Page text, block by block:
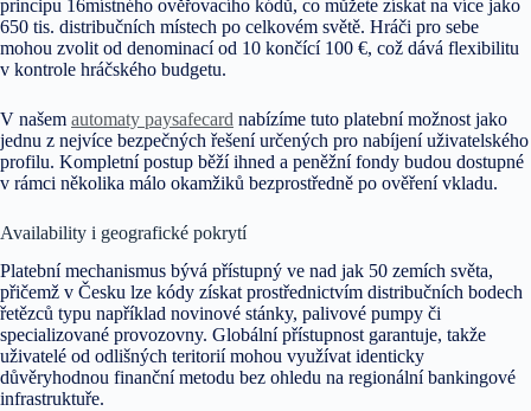
principu 16místného ověřovacího kódů, co můžete získat na více jako
650 tis. distribučních místech po celkovém světě. Hráči pro sebe
mohou zvolit od denominací od 10 končící 100 €, což dává flexibilitu
v kontrole hráčského budgetu.
V našem automaty paysafecard nabízíme tuto platební možnost jako
jednu z nejvíce bezpečných řešení určených pro nabíjení uživatelského
profilu. Kompletní postup běží ihned a peněžní fondy budou dostupné
v rámci několika málo okamžiků bezprostředně po ověření vkladu.
Availability i geografické pokrytí
Platební mechanismus bývá přístupný ve nad jak 50 zemích světa,
přičemž v Česku lze kódy získat prostřednictvím distribučních bodech
řetězců typu například novinové stánky, palivové pumpy či
specializované provozovny. Globální přístupnost garantuje, takže
uživatelé od odlišných teritorií mohou využívat identicky
důvěryhodnou finanční metodu bez ohledu na regionální bankingové
infrastruktuře.